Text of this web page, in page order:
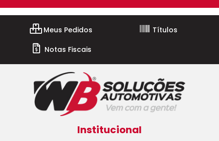
Meus Pedidos
Títulos
Notas Fiscais
Institucional